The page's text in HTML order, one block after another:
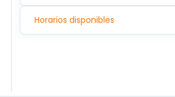
Horarios disponibles